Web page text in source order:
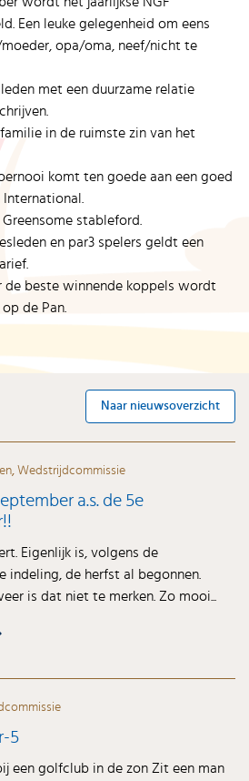
Een leuke gelegenheid om eens
opa/oma, neef/nicht te
met een duurzame relatie
in de ruimste zin van het
komt ten goede aan een goed
stableford.
en par3 spelers geldt een
de beste winnende koppels wordt
de Pan.
Naar nieuwsoverzicht
,Wedstrijdcommissie
a.s. de 5e
Eigenlijk is, volgens de
indeling, de herfst al begonnen.
is dat niet te merken. Zo mooi...
5
een golfclub in de zon Zit een man